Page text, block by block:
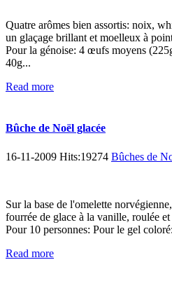
Quatre arômes bien assortis: noix,
un glaçage brillant et moelleux à
Pour la génoise: 4 œufs moyens
40g...
Read more
Bûche de Noël glacée
16-11-2009 Hits:19274 Bûches de
Sur la base de l'omelette
fourrée de glace à la vanille, roulée
Pour 10 personnes: Pour le gel
Read more